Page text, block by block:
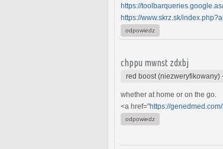
https://
https://www.skrz.sk/
odpowiedz
chppu mwnst zdxbj
red boost (niezweryfikowany)
whether at home or on the go.
<a href="https://
odpowiedz